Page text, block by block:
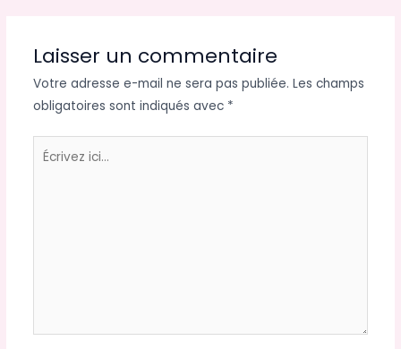
Laisser un commentaire
Votre adresse e-mail ne sera pas publiée. Les champs
obligatoires sont indiqués avec *
Écrivez